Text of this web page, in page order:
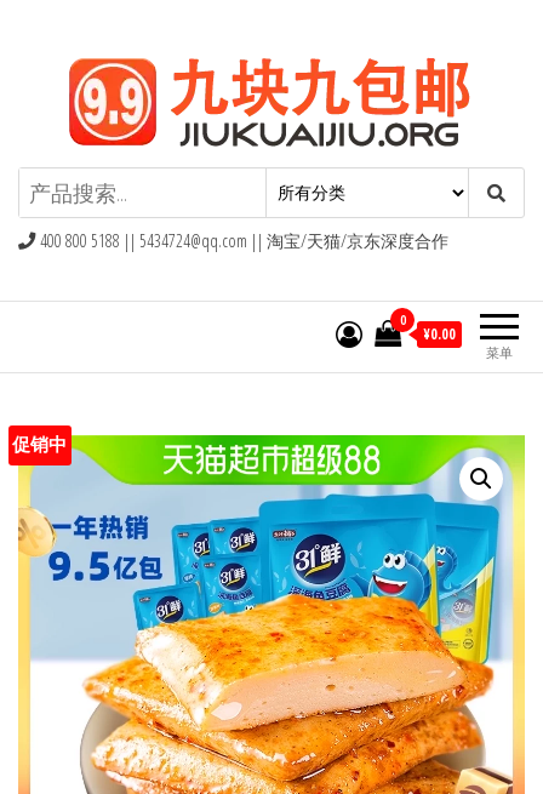
九块九包邮,9块9包邮,9.9元包邮,九
块九官网
400 800 5188 || 5434724@qq.com || 淘宝/天猫/京东深度合作
菜单
0
¥0.00
促销中